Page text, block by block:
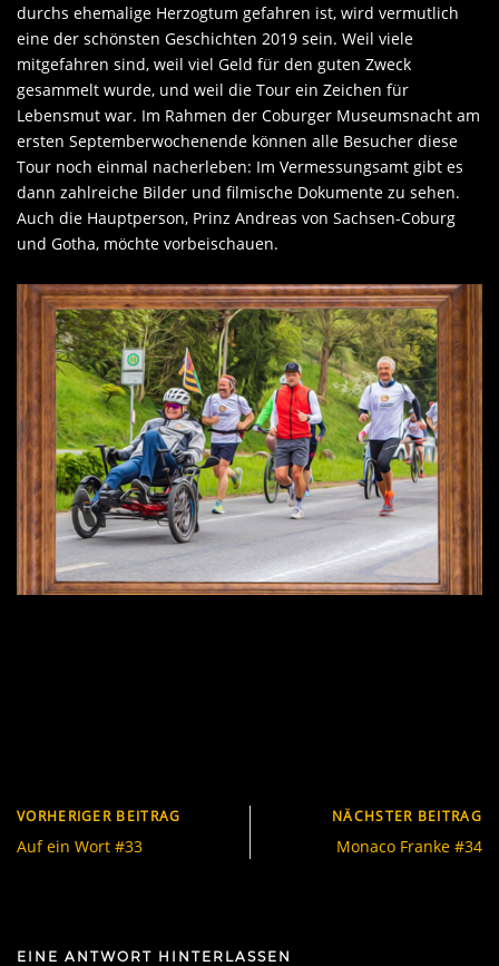
durchs ehemalige Herzogtum gefahren ist, wird vermutlich
eine der schönsten Geschichten 2019 sein. Weil viele
mitgefahren sind, weil viel Geld für den guten Zweck
gesammelt wurde, und weil die Tour ein Zeichen für
Lebensmut war. Im Rahmen der Coburger Museumsnacht am
ersten Septemberwochenende können alle Besucher diese
Tour noch einmal nacherleben: Im Vermessungsamt gibt es
dann zahlreiche Bilder und filmische Dokumente zu sehen.
Auch die Hauptperson, Prinz Andreas von Sachsen-Coburg
und Gotha, möchte vorbeischauen.
VORHERIGER BEITRAG
Auf ein Wort #33
NÄCHSTER BEITRAG
Monaco Franke #34
EINE ANTWORT HINTERLASSEN